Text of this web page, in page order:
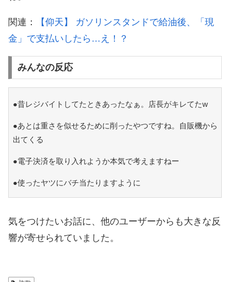
関連：
【仰天】 ガソリンスタンドで給油後、「現
金」で支払いしたら…え！？
みんなの反応
●昔レジバイトしてたときあったなぁ。店長がキレてたw
●あとは重さを似せるために削ったやつですね。自販機から
出てくる
●電子決済を取り入れようか本気で考えますねー
●使ったヤツにバチ当たりますように
気をつけたいお話に、他のユーザーからも大きな反
響が寄せられていました。